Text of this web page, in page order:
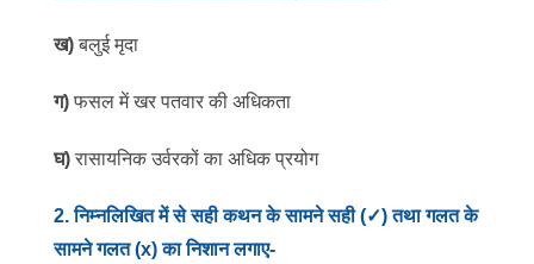
ख)बलुई मृदा
ग)फसल में खर पतवार की अधिकता
घ)रासायनिक उर्वरकों का अधिक प्रयोग
2.निम्नलिखित में से सही कथन के सामने सही (✓) तथा गलत के
सामने गलत (x)का निशान लगाए-